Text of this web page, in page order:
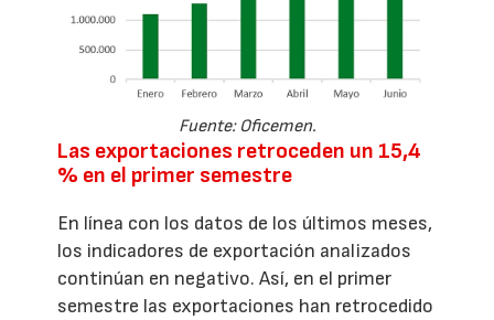
Fuente: Oficemen.
Las exportaciones retroceden un 15,4
% en el primer semestre
En línea con los datos de los últimos meses,
los indicadores de exportación analizados
continúan en negativo. Así, en el primer
semestre las exportaciones han retrocedido